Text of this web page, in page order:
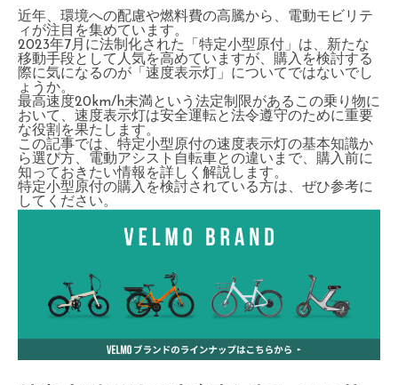
近年、環境への配慮や燃料費の高騰から、電動モビリテ
ィが注目を集めています。
2023年7月に法制化された「特定小型原付」は、新たな
移動手段として人気を高めていますが、購入を検討する
際に気になるのが「速度表示灯」についてではないでし
ょうか。
最高速度20km/h未満という法定制限があるこの乗り物に
おいて、速度表示灯は安全運転と法令遵守のために重要
な役割を果たします。
この記事では、特定小型原付の速度表示灯の基本知識か
ら選び方、電動アシスト自転車との違いまで、購入前に
知っておきたい情報を詳しく解説します。
特定小型原付の購入を検討されている方は、ぜひ参考に
してください。